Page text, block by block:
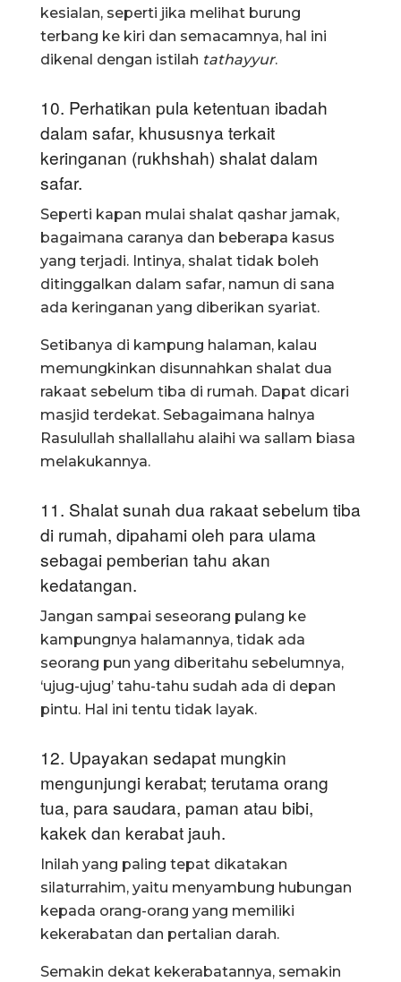
kesialan, seperti jika melihat burung
terbang ke kiri dan semacamnya, hal ini
dikenal dengan istilah tathayyur.
10. Perhatikan pula ketentuan ibadah
dalam safar, khususnya terkait
keringanan (rukhshah) shalat dalam
safar.
Seperti kapan mulai shalat qashar jamak,
bagaimana caranya dan beberapa kasus
yang terjadi. Intinya, shalat tidak boleh
ditinggalkan dalam safar, namun di sana
ada keringanan yang diberikan syariat.
Setibanya di kampung halaman, kalau
memungkinkan disunnahkan shalat dua
rakaat sebelum tiba di rumah. Dapat dicari
masjid terdekat. Sebagaimana halnya
Rasulullah shallallahu alaihi wa sallam biasa
melakukannya.
11. Shalat sunah dua rakaat sebelum tiba
di rumah, dipahami oleh para ulama
sebagai pemberian tahu akan
kedatangan.
Jangan sampai seseorang pulang ke
kampungnya halamannya, tidak ada
seorang pun yang diberitahu sebelumnya,
‘ujug-ujug’ tahu-tahu sudah ada di depan
pintu. Hal ini tentu tidak layak.
12. Upayakan sedapat mungkin
mengunjungi kerabat; terutama orang
tua, para saudara, paman atau bibi,
kakek dan kerabat jauh.
Inilah yang paling tepat dikatakan
silaturrahim, yaitu menyambung hubungan
kepada orang-orang yang memiliki
kekerabatan dan pertalian darah.
Semakin dekat kekerabatannya, semakin